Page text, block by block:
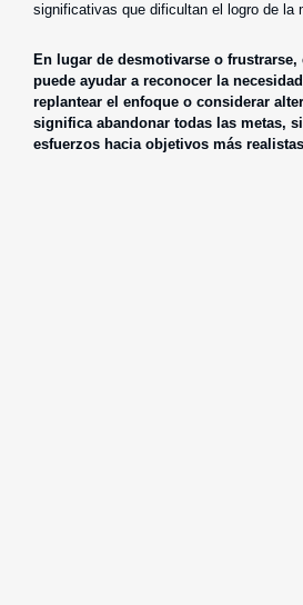
significativas que dificultan el logro de la
En lugar de desmotivarse o frustrarse,
puede ayudar a reconocer la
replantear el enfoque o considerar
significa abandonar todas las metas,
esfuerzos hacia objetivos más